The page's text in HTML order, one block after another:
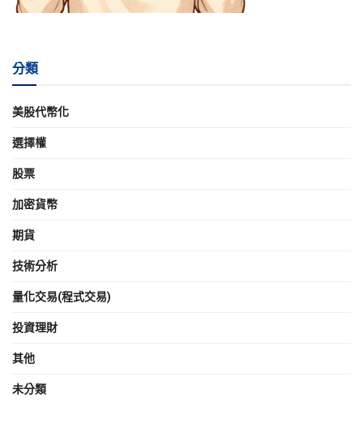
分類
美股代幣化
選擇權
股票
加密貨幣
期貨
技術分析
量化交易(程式交易)
投資理財
其他
未分類